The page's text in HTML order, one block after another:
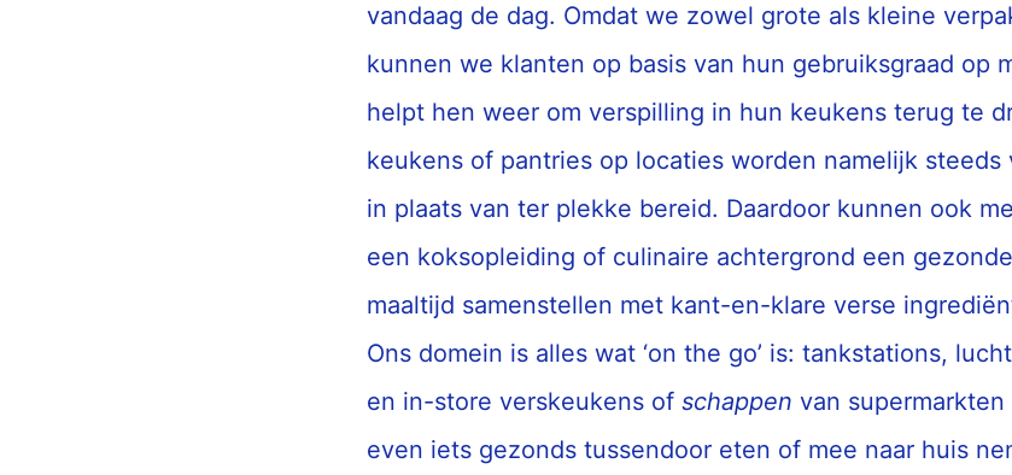
vandaag de dag. Omdat we zowel grote als kleine
kunnen we klanten op basis van hun gebruiksgraad op
helpt hen weer om verspilling in hun keukens terug te
keukens of pantries op locaties worden namelijk steeds
in plaats van ter plekke bereid. Daardoor kunnen ook
een koksopleiding of culinaire achtergrond een
maaltijd samenstellen met kant-en-klare verse
Ons domein is alles wat ‘on the go’ is: tankstations,
en in-store verskeukens of schappen van
even iets gezonds tussendoor eten of mee naar huis